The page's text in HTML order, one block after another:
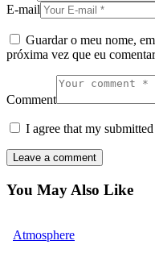
E-mail
Guardar o meu nome,
próxima vez que eu
Comment
I agree that my
You May Also Like
Atmosphere